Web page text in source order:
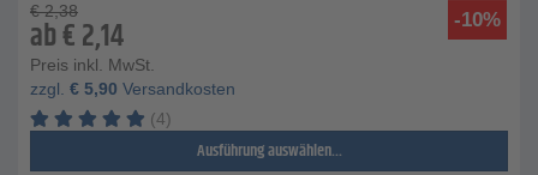
-10%
€ 2,38
ab€2,14
Preis inkl. MwSt.
zzgl. € 5,90 Versandkosten
(4)
Ausführung auswählen...